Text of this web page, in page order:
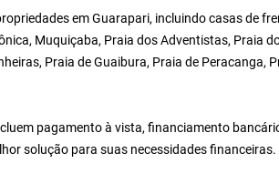
em Guarapari, incluindo casas de
Muquiçaba, Praia dos Adventistas, Praia
Praia de Guaibura, Praia de Peracanga,
pagamento à vista, financiamento
solução para suas necessidades financeiras.